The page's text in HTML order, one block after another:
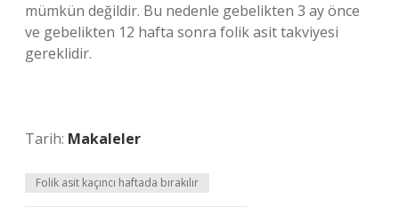
mümkün değildir. Bu nedenle gebelikten 3 ay önce
ve gebelikten 12 hafta sonra folik asit takviyesi
gereklidir.
Tarih: Makaleler
Folik asit kaçıncı haftada bırakılır